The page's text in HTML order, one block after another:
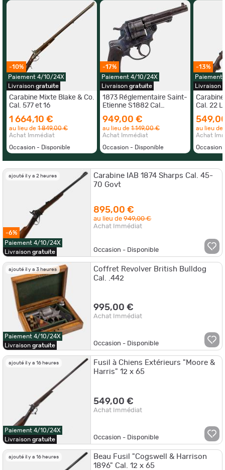
ajouté il y a 2 heures
-6%
Paiement 4/10/24X
Livraison gratuite
Carabine IAB 1874 Sharps Cal. 45-
70 Govt
895,00 €
au lieu de949,00 €
Achat Immédiat
Occasion - Disponible
ajouté il y a 3 heures
Paiement 4/10/24X
Livraison gratuite
Coffret Revolver British Bulldog
Cal. .442
995,00 €
Achat Immédiat
Occasion - Disponible
ajouté il y a 16 heures
Paiement 4/10/24X
Livraison gratuite
Fusil à Chiens Extérieurs "Moore &
Harris" 12 x 65
549,00 €
Achat Immédiat
Occasion - Disponible
ajouté il y a 16 heures
Beau Fusil "Cogswell & Harrison
1896" Cal. 12 x 65
-10%
Paiement 4/10/24X
Livraison gratuite
Carabine Mixte Blake & Co.
Cal. 577 et 16
1 664,10 €
au lieu de 1 849,00 €
Achat Immédiat
Occasion - Disponible
-17%
Paiement 4/10/24X
Livraison gratuite
1873 Réglementaire Saint-
Etienne S1882 Cal
949,00 €
au lieu de 1 149,00 €
Achat Immédiat
Occasion - Disponible
-13%
Paiement
Livraison
Cal. 22
au lieu de
Achat
Occasion